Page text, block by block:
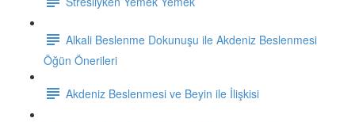
Alkali Beslenme Dokunuşu ile Akdeniz Beslenmesi
Öğün Önerileri
Akdeniz Beslenmesi ve Beyin ile İlişkisi